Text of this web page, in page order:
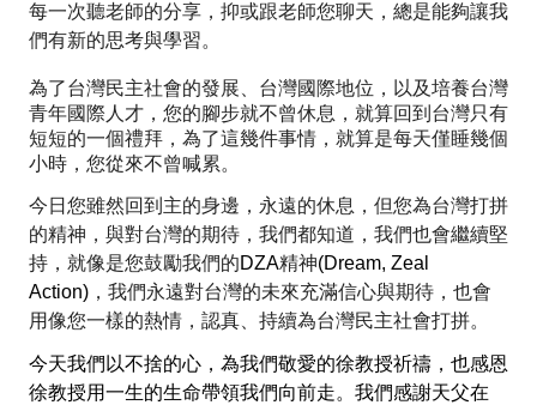
每一次聽老師的分享，抑或跟老師您聊天，總是能夠讓我
們有新的思考與學習。
為了台灣民主社會的發展、台灣國際地位，以及培養台灣
青年國際人才，您的腳步就不曾休息，就算回到台灣只有
短短的一個禮拜，為了這幾件事情，就算是每天僅睡幾個
小時，您從來不曾喊累。
今日您雖然回到主的身邊，永遠的休息，但您為台灣打拼
的精神，與對台灣的期待，我們都知道，我們也會繼續堅
持，就像是您鼓勵我們的DZA精神(Dream, Zeal
Action) ，我們永遠對台灣的未來充滿信心與期待，也會
用像您一樣的熱情，認真、持續為台灣民主社會打拼。
今天我們以不捨的心，為我們敬愛的徐教授祈禱，也感恩
徐教授用一生的生命帶領我們向前走。我們感謝天父在